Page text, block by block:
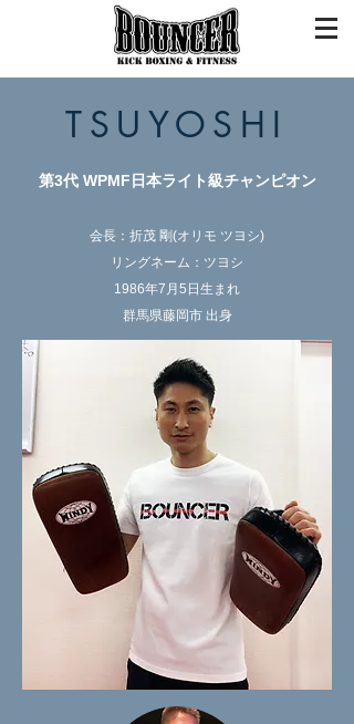
TSUYOSHI
第3代 WPMF日本ライト級チャンピオン
会長：折茂 剛(オリモ ツヨシ)
リングネーム： ツヨシ
1986年7月5日生まれ
群馬県藤岡市 出身